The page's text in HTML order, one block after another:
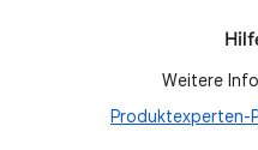
Weitere
Produktexperten-